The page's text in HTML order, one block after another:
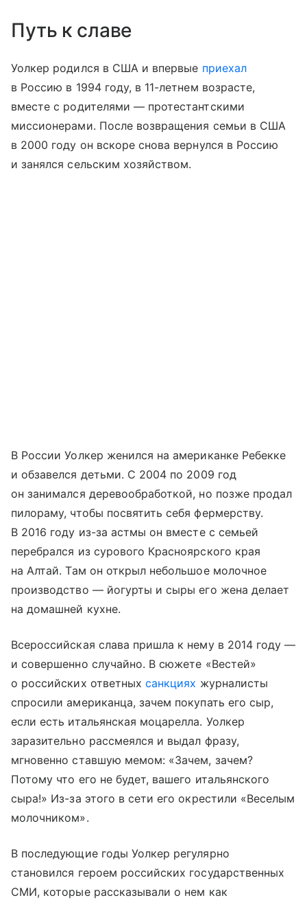
Путь к славе
Уолкер родился в США и впервые приехал
в Россию в 1994 году, в 11-летнем возрасте,
вместе с родителями — протестантскими
миссионерами. После возвращения семьи в США
в 2000 году он вскоре снова вернулся в Россию
и занялся сельским хозяйством.
В России Уолкер женился на американке Ребекке
и обзавелся детьми. С 2004 по 2009 год
он занимался деревообработкой, но позже продал
пилораму, чтобы посвятить себя фермерству.
В 2016 году из-за астмы он вместе с семьей
перебрался из сурового Красноярского края
на Алтай. Там он открыл небольшое молочное
производство — йогурты и сыры его жена делает
на домашней кухне.
Всероссийская слава пришла к нему в 2014 году —
и совершенно случайно. В сюжете «Вестей»
о российских ответныхсанкциях журналисты
спросили американца, зачем покупать его сыр,
если есть итальянская моцарелла. Уолкер
заразительно рассмеялся и выдал фразу,
мгновенно ставшую мемом: «Зачем, зачем?
Потому что его не будет, вашего итальянского
сыра!» Из-за этого в сети его окрестили «Веселым
молочником».
В последующие годы Уолкер регулярно
становился героем российских государственных
СМИ, которые рассказывали о нем как